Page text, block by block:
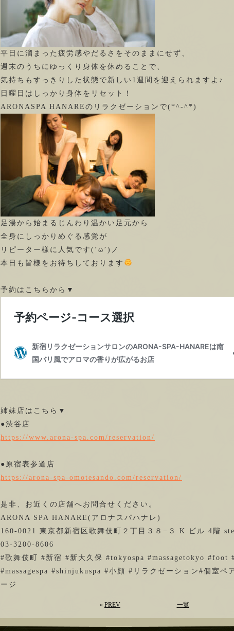
平日に溜まった疲労感やだるさをそのままにせず、
週末のうちにゆっくり身体を休めることで、
気持ちもすっきりした状態で新しい1週間を迎えられますよ♪
日曜日はしっかり身体をリセット！
ARONASPA HANAREのリラクゼーションで(*^-^*)
足湯から始まるじんわり温かい足元から
全身にしっかりめぐる感覚が
リピーター様に人気です(‘ω’)ノ
本日も皆様をお待ちしております
予約はこちらから▼
姉妹店はこちら▼
●渋谷店
https://www.arona-spa.com/reservation/
●原宿表参道店
https://arona-spa-omotesando.com/reservation/
是非、お近くの店舗へお問合せください。
ARONA SPA HANARE(アロナスパハナレ)
160-0021 東京都新宿区歌舞伎町２丁目３８−３ K ビル 4階
03-3200-8606
#歌舞伎町 #新宿 #新大久保 #tokyospa #massagetokyo
#massagespa #shinjukuspa #小顔 #リラクゼーション #個室ペ
ージ
« PREV 一覧